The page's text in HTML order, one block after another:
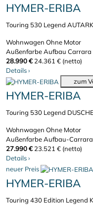
HYMER-ERIBA
Touring 530 Legend
Wohnwagen Ohne Motor
Außenfarbe Aufbau Carrara
28.990 € 24.361 € (netto)
Details›
zum
HYMER-ERIBA
Touring 530 Legend
Wohnwagen Ohne Motor
Außenfarbe Aufbau-
27.990 € 23.521 € (netto)
Details›
neuer Preis
HYMER-ERIBA
Touring 430 Edition Legend